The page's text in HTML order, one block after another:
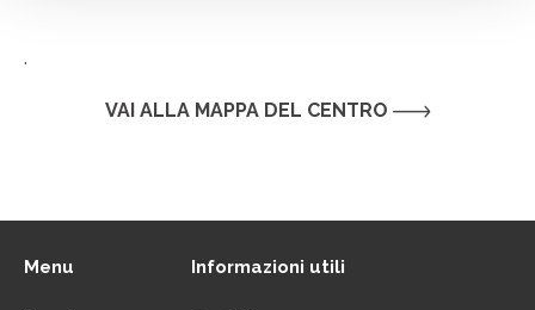
.
VAI ALLA MAPPA DEL CENTRO
Menu Informazioni utili